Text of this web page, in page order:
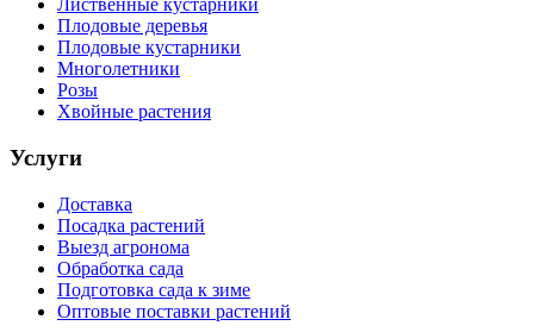
Лиственные кустарники
Плодовые деревья
Плодовые кустарники
Многолетники
Розы
Хвойные растения
Услуги
Доставка
Посадка растений
Выезд агронома
Обработка сада
Подготовка сада к зиме
Оптовые поставки растений